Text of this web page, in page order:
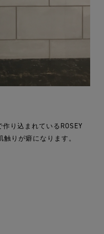
り込まれているROSEY
りが癖になります。